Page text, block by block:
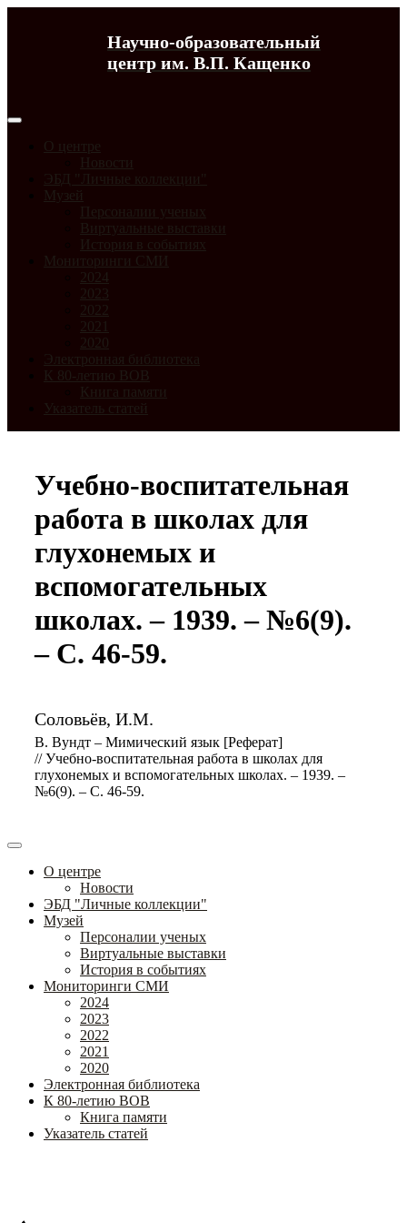
Научно-образовательный
центр им. В.П. Кащенко
О центре
Новости
ЭБД "Личные коллекции"
Музей
Персоналии ученых
Виртуальные выставки
История в событиях
Мониторинги СМИ
2024
2023
2022
2021
2020
Электронная библиотека
К 80-летию ВОВ
Книга памяти
Указатель статей
Учебно-воспитательная
работа в школах для
глухонемых и
вспомогательных
школах. – 1939. – №6(9).
– С. 46-59.
Соловьёв, И.М.
В. Вундт – Мимический язык [Реферат]
// Учебно-воспитательная работа в школах для
глухонемых и вспомогательных школах. – 1939. –
№6(9). – С. 46-59.
О центре
Новости
ЭБД "Личные коллекции"
Музей
Персоналии ученых
Виртуальные выставки
История в событиях
Мониторинги СМИ
2024
2023
2022
2021
2020
Электронная библиотека
К 80-летию ВОВ
Книга памяти
Указатель статей